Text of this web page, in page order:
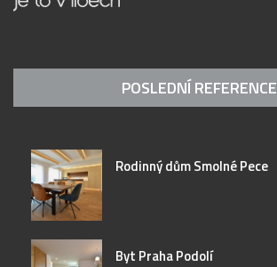
POSLEDNÍ REFERENCE
Rodinný dům Smolné Pece
Byt Praha Podolí